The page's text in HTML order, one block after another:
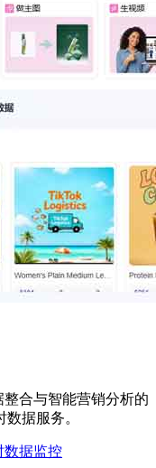
合与智能营销分析的
据服务。
数据监控